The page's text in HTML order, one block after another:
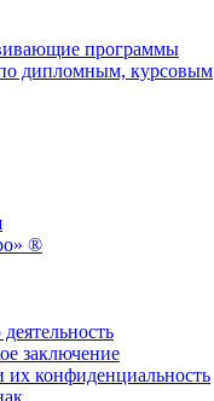
программы
по дипломным, курсовым
®
заключение
конфиденциальность